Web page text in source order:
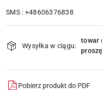
SMS : +48606376838
i
Wysyłka w ciągu:
towar
Pobierz produkt do PDF